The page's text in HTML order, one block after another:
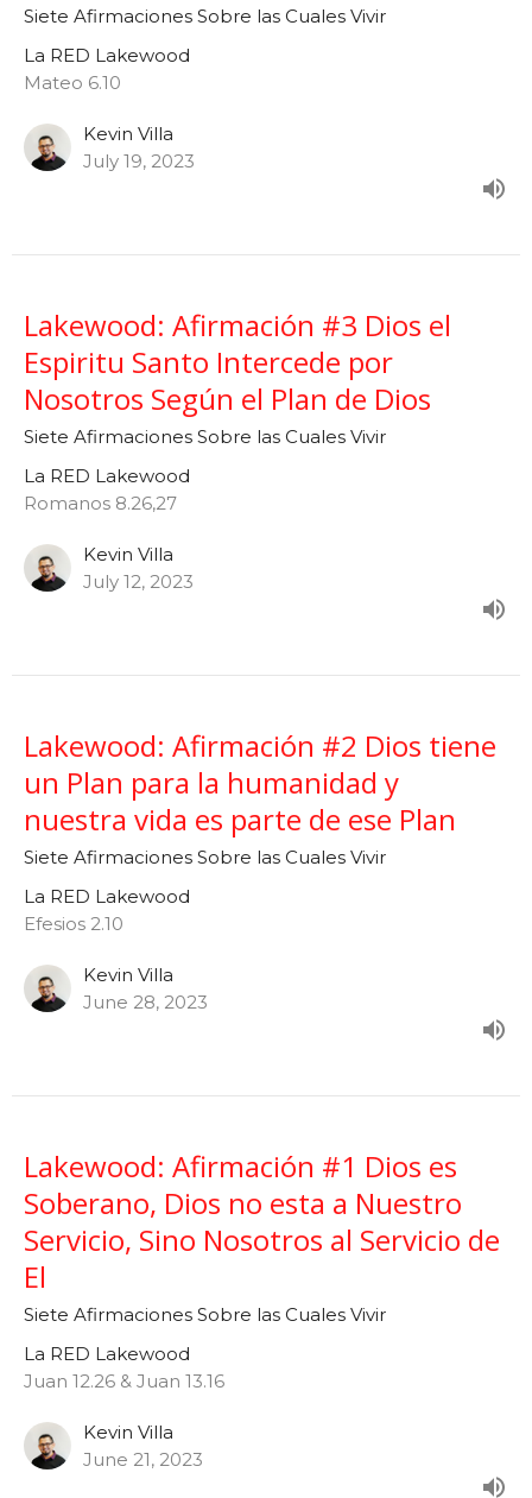
Siete Afirmaciones Sobre las Cuales Vivir
La RED Lakewood
Mateo 6.10
Kevin Villa
July 19, 2023
Lakewood: Afirmación #3 Dios el
Espiritu Santo Intercede por
Nosotros Según el Plan de Dios
Siete Afirmaciones Sobre las Cuales Vivir
La RED Lakewood
Romanos 8.26,27
Kevin Villa
July 12, 2023
Lakewood: Afirmación #2 Dios tiene
un Plan para la humanidad y
nuestra vida es parte de ese Plan
Siete Afirmaciones Sobre las Cuales Vivir
La RED Lakewood
Efesios 2.10
Kevin Villa
June 28, 2023
Lakewood: Afirmación #1 Dios es
Soberano, Dios no esta a Nuestro
Servicio, Sino Nosotros al Servicio de
El
Siete Afirmaciones Sobre las Cuales Vivir
La RED Lakewood
Juan 12.26 & Juan 13.16
Kevin Villa
June 21, 2023